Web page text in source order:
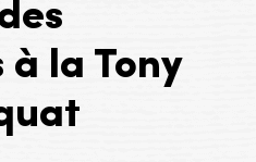
la Tony